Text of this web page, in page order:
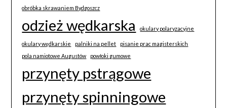
obróbka skrawaniem Bydgoszcz
odzież wędkarska okulary polaryzacyjne
okulary wędkarskie palniki na pellet
pisanie prac magisterskich
pola namiotowe Augustów
powłoki gumowe
przynęty pstrągowe
przynęty spinningowe